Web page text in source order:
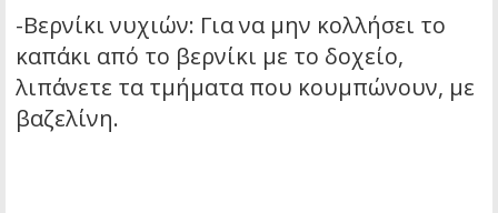
-Βερνίκι νυχιών: Για να μην κολλήσει το
καπάκι από το βερνίκι με το δοχείο,
λιπάνετε τα τμήματα που κουμπώνουν, με
βαζελίνη.